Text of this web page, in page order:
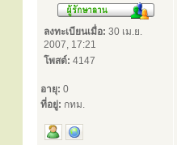
ลงทะเบียนเมื่อ: 30 เม.ย.
2007, 17:21
โพสต์: 4147
อายุ: 0
ที่อยู่: กทม.